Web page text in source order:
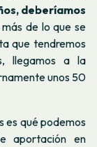
deberíamos
de lo que se
que tendremos
llegamos a la
unos 50
es qué podemos
aportación en